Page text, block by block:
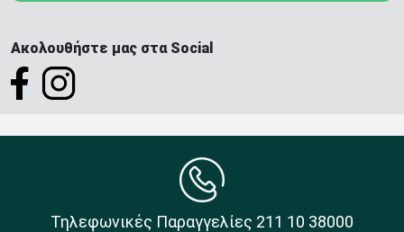
Ακολουθήστε μας στα Social
Τηλεφωνικές Παραγγελίες 211 10 38000